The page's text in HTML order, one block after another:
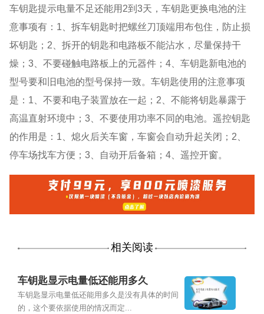
车钥匙提示电量不足还能用2到3天，车钥匙更换电池的注
意事项有：1、拆车钥匙时把螺丝刀顶端用布包住，防止损
坏钥匙；2、拆开的钥匙和电路板不能沾水，尽量保持干
燥；3、不要碰触电路板上的元器件；4、车钥匙新电池的
型号要和旧电池的型号保持一致。车钥匙使用的注意事项
是：1、不要和电子装置放在一起；2、不能将钥匙暴露于
高温直射环境中；3、不要使用功率不同的电池。遥控钥匙
的作用是：1、熄火后关车窗，车窗会自动升起关闭；2、
停车场找车方便；3、自动开后备箱；4、遥控开窗。
相关阅读
车钥匙显示电量低还能用多久
车钥匙显示电量低还能用多久是没有具体的时间
的，这个要依据使用的情况而定...